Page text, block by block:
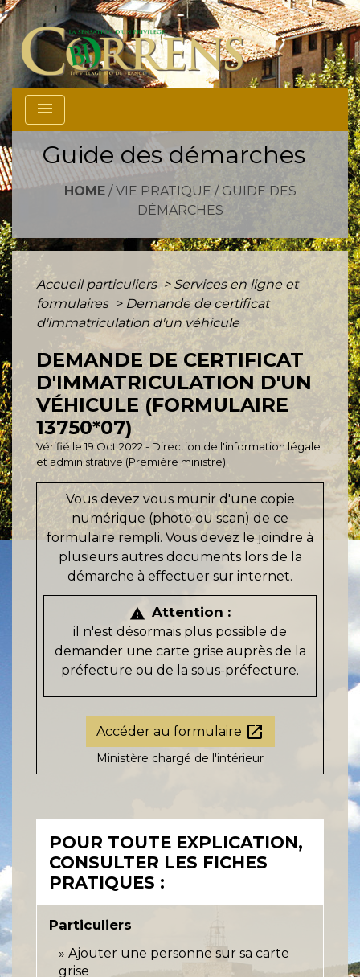
menu
Guide des démarches
HOME/ VIE PRATIQUE / GUIDE DES
DÉMARCHES
Accueil particuliers > Services en ligne et
formulaires > Demande de certificat
d'immatriculation d'un véhicule
DEMANDE DE CERTIFICAT
D'IMMATRICULATION D'UN
VÉHICULE (FORMULAIRE
13750*07)
Vérifié le 19 Oct 2022 - Direction de l'information légale
et administrative (Première ministre)
Vous devez vous munir d'une copie
numérique (photo ou scan) de ce
formulaire rempli. Vous devez le joindre à
plusieurs autres documents lors de la
démarche à effectuer sur internet.
warning Attention :
il n'est désormais plus possible de
demander une carte grise auprès de la
préfecture ou de la sous-préfecture.
Accéder au formulaire open_in_new
Ministère chargé de l'intérieur
POUR TOUTE EXPLICATION,
CONSULTER LES FICHES
PRATIQUES :
Particuliers
Ajouter une personne sur sa carte
grise